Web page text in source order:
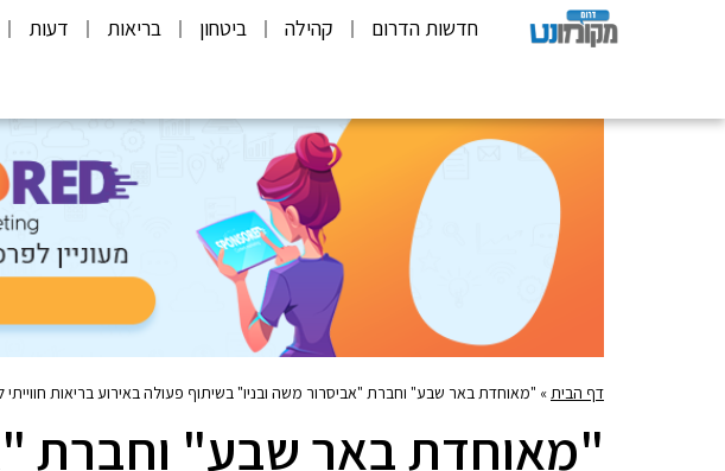
חדשות הדרום קהילה ביטחון בריאות דעות
דף הבית » "מאוחדת באר שבע" וחברת "אביסרור משה ובניו" בשיתוף פעולה באירוע בריאות
"מאוחדת באר שבע" וחברת